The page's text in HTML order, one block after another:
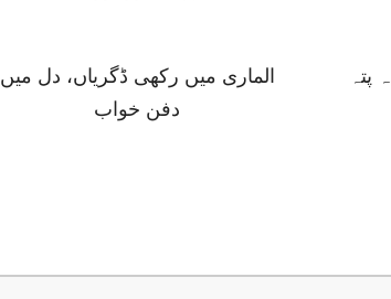
الماری میں رکھی ڈگریاں، دل میں
دفن خواب